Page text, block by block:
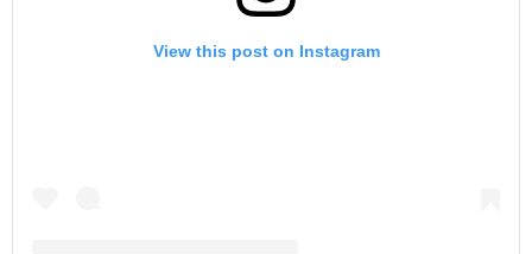
View this post on Instagram